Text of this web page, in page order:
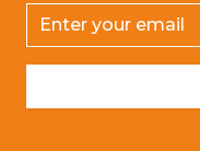
Email address